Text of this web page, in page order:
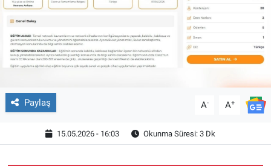
Paylaş A- A+
15.05.2026 - 16:03 Okunma Süresi: 3 Dk